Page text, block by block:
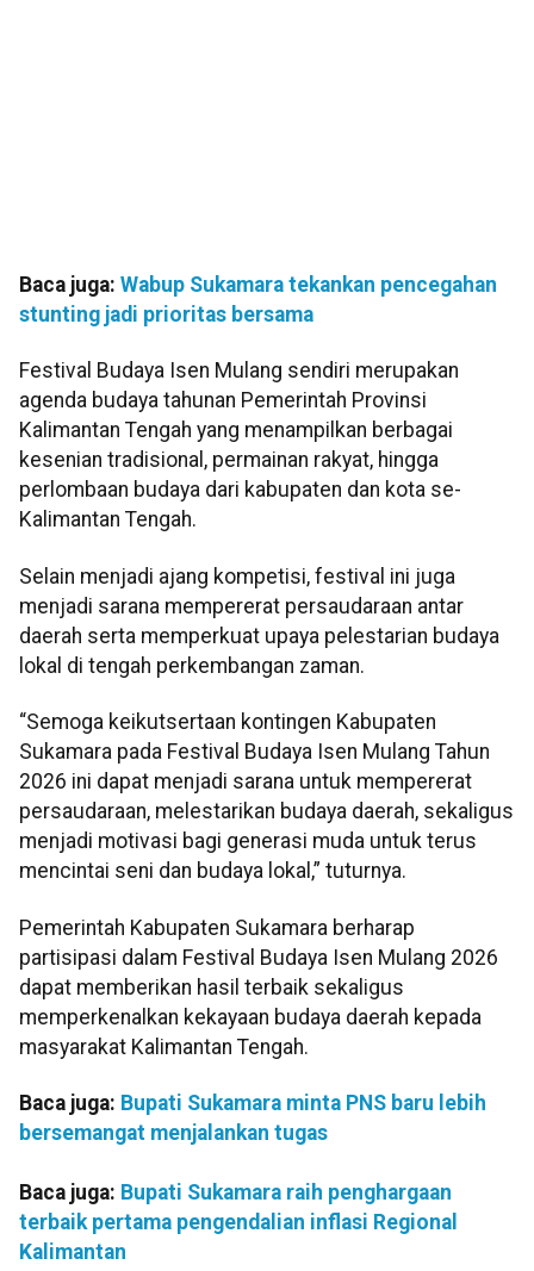
Baca juga: Wabup Sukamara tekankan pencegahan
stunting jadi prioritas bersama
Festival Budaya Isen Mulang sendiri merupakan
agenda budaya tahunan Pemerintah Provinsi
Kalimantan Tengah yang menampilkan berbagai
kesenian tradisional, permainan rakyat, hingga
perlombaan budaya dari kabupaten dan kota se-
Kalimantan Tengah.
Selain menjadi ajang kompetisi, festival ini juga
menjadi sarana mempererat persaudaraan antar
daerah serta memperkuat upaya pelestarian budaya
lokal di tengah perkembangan zaman.
“Semoga keikutsertaan kontingen Kabupaten
Sukamara pada Festival Budaya Isen Mulang Tahun
2026 ini dapat menjadi sarana untuk mempererat
persaudaraan, melestarikan budaya daerah, sekaligus
menjadi motivasi bagi generasi muda untuk terus
mencintai seni dan budaya lokal,” tuturnya.
Pemerintah Kabupaten Sukamara berharap
partisipasi dalam Festival Budaya Isen Mulang 2026
dapat memberikan hasil terbaik sekaligus
memperkenalkan kekayaan budaya daerah kepada
masyarakat Kalimantan Tengah.
Baca juga: Bupati Sukamara minta PNS baru lebih
bersemangat menjalankan tugas
Baca juga: Bupati Sukamara raih penghargaan
terbaik pertama pengendalian inflasi Regional
Kalimantan